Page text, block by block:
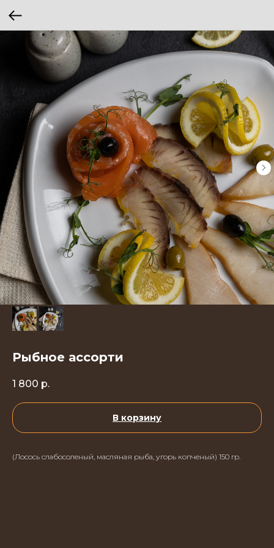
Рыбное ассорти
1 800 р.
В корзину
(Лосось слабосоленый, масляная рыба, угорь копченый) 150 гр.